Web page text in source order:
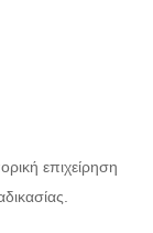
επιχείρηση